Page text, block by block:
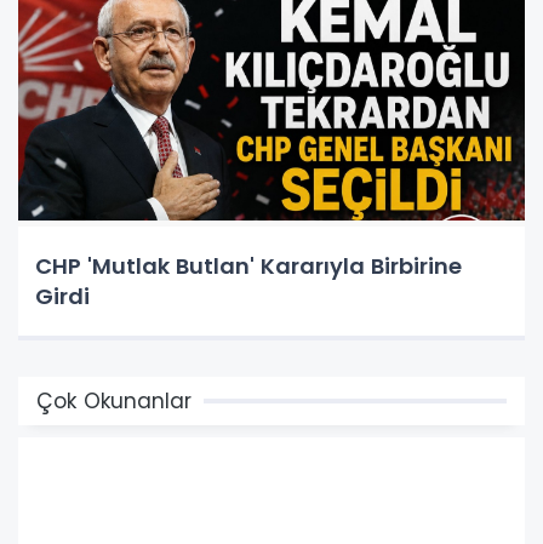
CHP 'Mutlak Butlan' Kararıyla Birbirine
Girdi
Çok Okunanlar